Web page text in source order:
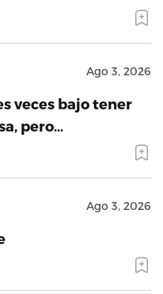
Ago 3, 2026
veces bajo tener
pero…
Ago 3, 2026